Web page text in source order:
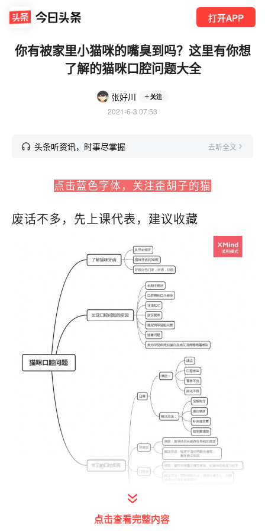
打开APP
你有被家里小猫咪的嘴臭到吗？这里有你想
了解的猫咪口腔问题大全
张好川 关注
2021-6-3 07:53
头条听资讯，时事尽掌握 去听全文
点击蓝色字体，关注歪胡子的猫
废话不多，先上课代表，建议收藏
点击查看完整内容